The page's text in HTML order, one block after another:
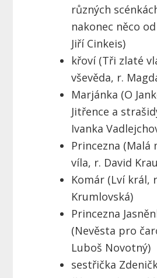
různých
nakonec něco
Jiří Cinkeis)
křoví (Tři zlaté
vševěda, r.
Marjánka (O
Jitřence a
Ivanka
Princezna (Malá
víla, r. David
Komár (Lví král,
Krumlovská)
Princezna
(Nevěsta pro
Luboš Novotný)
sestřička